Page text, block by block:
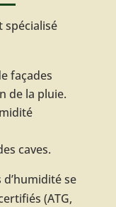
spécialisé
façades
de la pluie.
caves.
se
(ATG,